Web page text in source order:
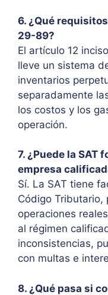
6. ¿Qué
29-89?
El artículo 12
lleve un sistema
inventarios
separadamente
los costos y los
operación.
7. ¿Puede la SAT
empresa
Sí. La SAT tiene
Código Tributario,
operaciones
al régimen
inconsistencias,
con multas e
8. ¿Qué pasa si